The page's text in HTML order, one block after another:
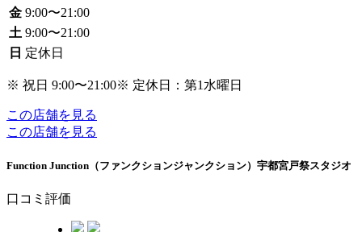
金 9:00〜21:00
土 9:00〜21:00
日 定休日
※ 祝日 9:00〜21:00※ 定休日：第1⽔曜⽇
この店舗を見る
この店舗を見る
Function Junction（ファンクションジャンクション）宇都宮戸祭スタジオ
口コミ評価